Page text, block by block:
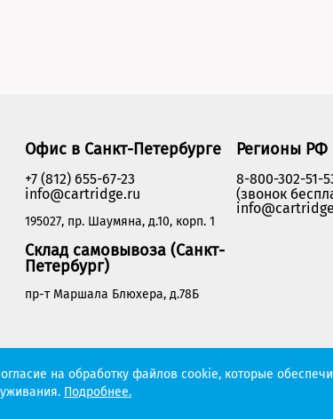
Офис в Санкт-Петербурге
+7 (812) 655-67-23
info@cartridge.ru
195027, пр. Шаумяна, д.10, корп. 1
Склад самовывоза (Санкт-
Петербург)
пр-т Маршала Блюхера, д.78Б
Регионы РФ
8-800-302-51-
(звонок
защищены Политика
на обработку файлов cookie, которые
Подробнее.